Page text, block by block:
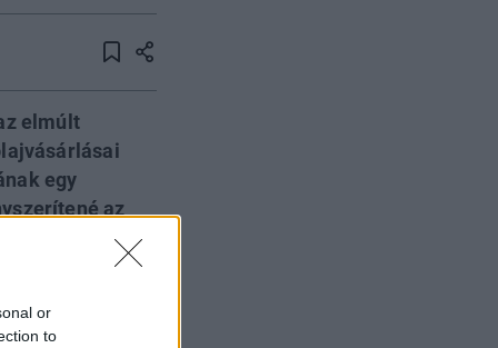
or
to
elmúlt
egy
az
szankciók
ugyanis a